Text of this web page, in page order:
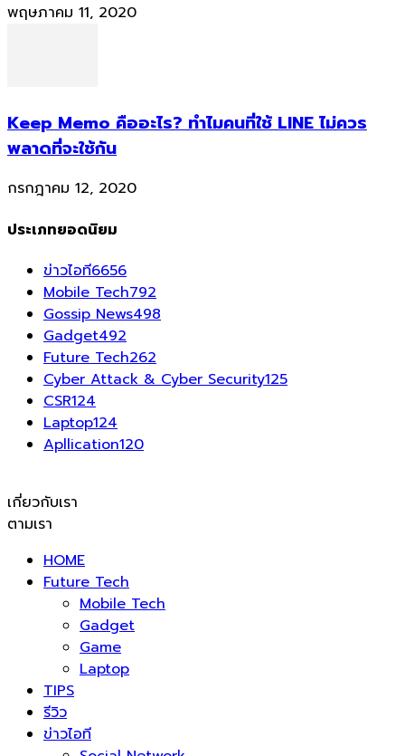
พฤษภาคม 11, 2020
Keep Memo คืออะไร? ทำไมคนที่ใช้ LINE ไม่ควร
พลาดที่จะใช้กัน
กรกฎาคม 12, 2020
ประเภทยอดนิยม
ข่าวไอที6656
Mobile Tech792
Gossip News498
Gadget492
Future Tech262
Cyber Attack & Cyber Security125
CSR124
Laptop124
Apllication120
เกี่ยวกับเรา
ตามเรา
HOME
Future Tech
Mobile Tech
Gadget
Game
Laptop
TIPS
รีวิว
ข่าวไอที